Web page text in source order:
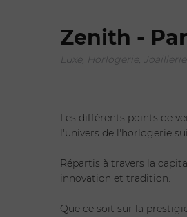
Zenith -
Luxe, Horlogerie,
Les différents points de
l'univers de l'horlogerie
Répartis à travers la
innovation et tradition.
Que ce soit sur la